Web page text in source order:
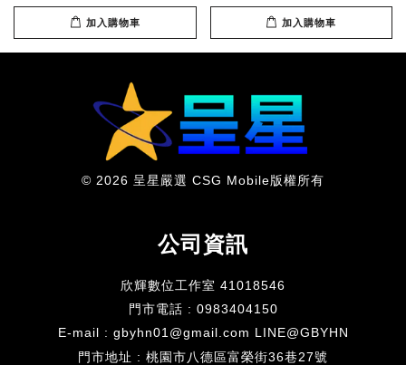
加入購物車 加入購物車
© 2026 呈星嚴選 CSG Mobile版權所有
公司資訊
欣輝數位工作室 41018546
門市電話 : 0983404150
E-mail : gbyhn01@gmail.com LINE@GBYHN
門市地址 : 桃園市八德區富榮街36巷27號